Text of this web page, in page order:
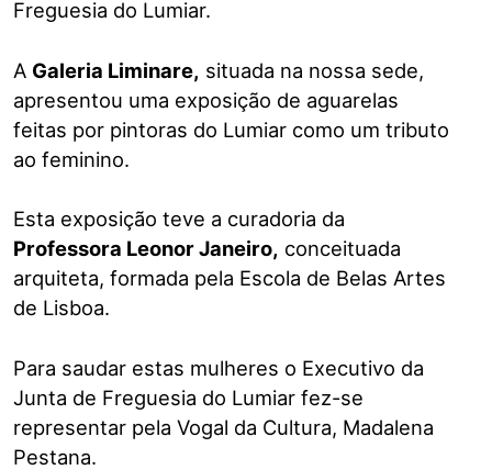
Freguesia do Lumiar.
A Galeria Liminare, situada na nossa sede,
apresentou uma exposição de aguarelas
feitas por pintoras do Lumiar como um tributo
ao feminino.
Esta exposição teve a curadoria da
Professora Leonor Janeiro, conceituada
arquiteta, formada pela Escola de Belas Artes
de Lisboa.
Para saudar estas mulheres o Executivo da
Junta de Freguesia do Lumiar fez-se
representar pela Vogal da Cultura, Madalena
Pestana.